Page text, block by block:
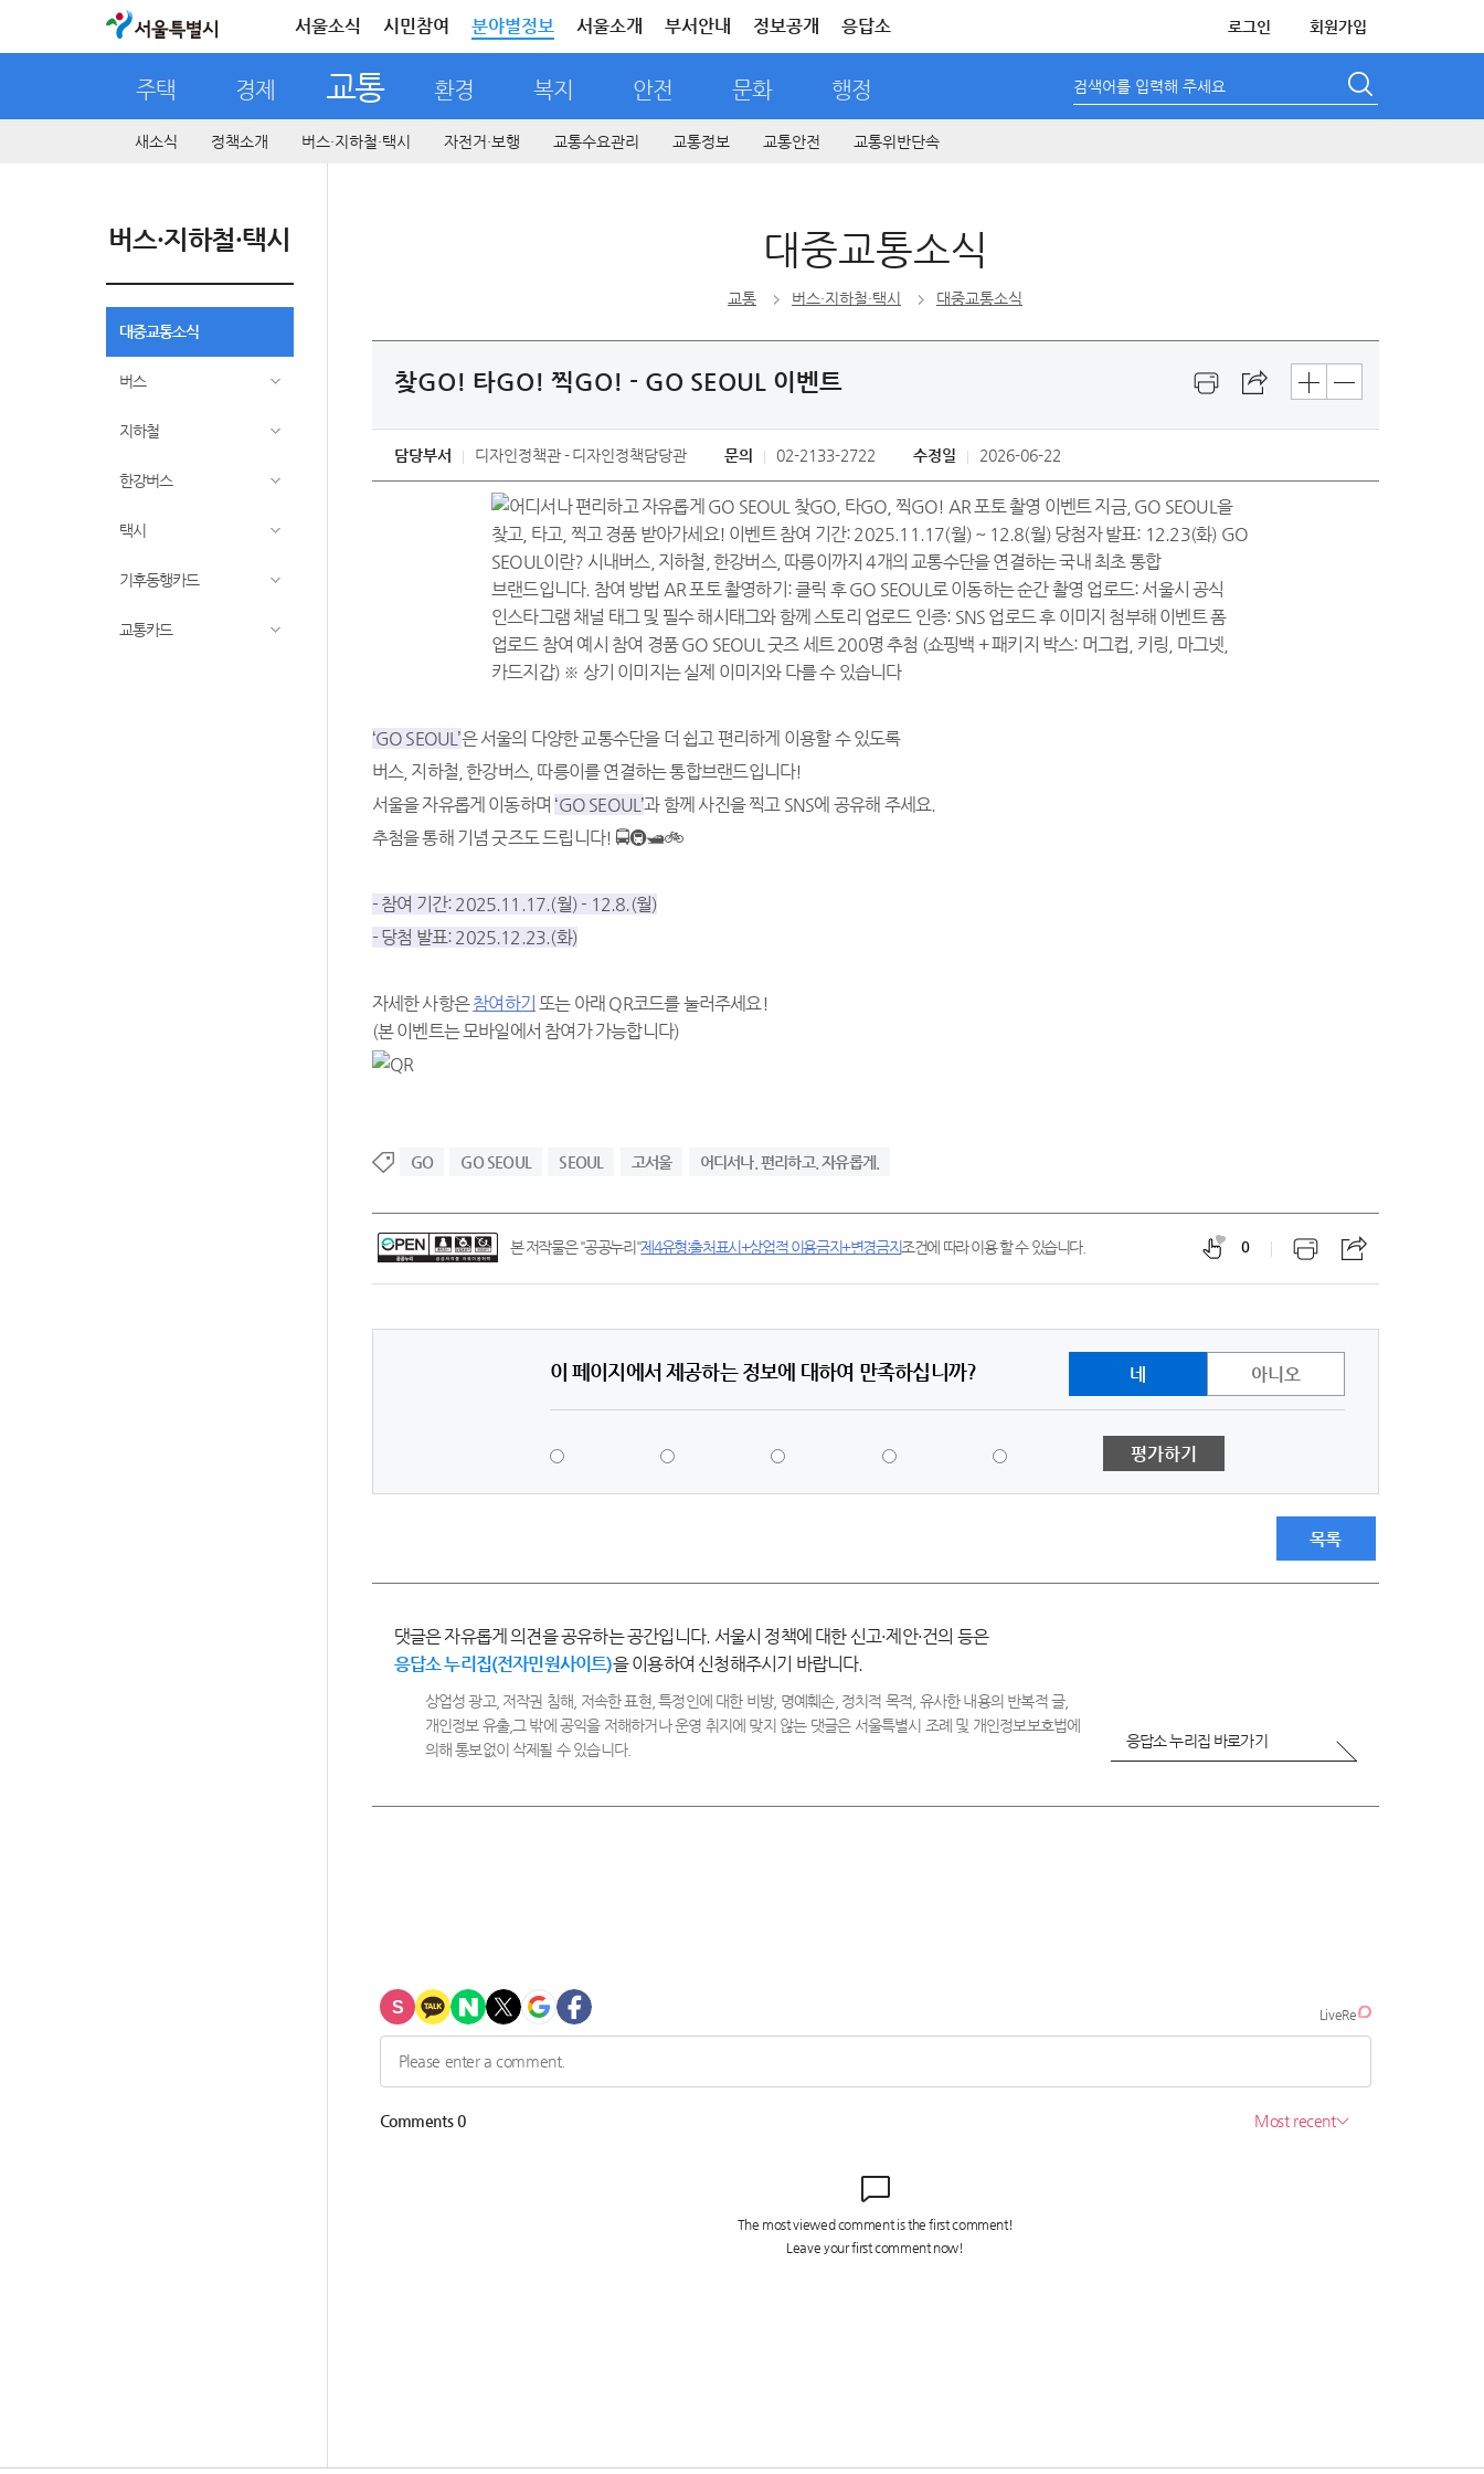
서울특별시 서울소식 시민참여 분야별정보 서울소개 부서안내 정보공개 응답소 로그인 회원가입
주택 경제 교통 환경 복지 안전 문화 행정 검색어를 입력해 주세요
새소식 정책소개 버스·지하철·택시 자전거·보행 교통수요관리 교통정보 교통안전 교통위반단속
버스·지하철·택시
대중교통소식
버스
지하철
한강버스
택시
기후동행카드
교통카드
대중교통소식
교통 버스·지하철·택시 대중교통소식
찾GO! 타GO! 찍GO! - GO SEOUL 이벤트
담당부서 디자인정책관 디자인정책담당관 문의 02-2133-2722 수정일 2026-06-22
‘GO SEOUL’은 서울의 다양한 교통수단을 더 쉽고 편리하게 이용할 수 있도록
버스, 지하철, 한강버스, 따릉이를 연결하는 통합브랜드입니다!
서울을 자유롭게 이동하며 ‘GO SEOUL’과 함께 사진을 찍고 SNS에 공유해 주세요.
추첨을 통해 기념 굿즈도 드립니다! 🚍🚇🛥🚲
- 참여 기간: 2025.11.17.(월) - 12.8.(월)
- 당첨 발표: 2025.12.23.(화)
자세한 사항은참여하기 또는 아래 QR코드를 눌러주세요!
(본 이벤트는 모바일에서 참여가 가능합니다)
GO GO SEOUL SEOUL 고서울 어디서나. 편리하고. 자유롭게.
0
본 저작물은 "공공누리"제4유형:출처표시+상업적 이용금지+변경금지조건에 따라 이용 할 수 있습니다.
이 페이지에서 제공하는 정보에 대하여 만족하십니까? 네 아니오
평가하기
목록
댓글은 자유롭게 의견을 공유하는 공간입니다. 서울시 정책에 대한 신고·제안·건의 등은
응답소 누리집(전자민원사이트)을 이용하여 신청해주시기 바랍니다.
상업성 광고, 저작권 침해, 저속한 표현, 특정인에 대한 비방, 명예훼손, 정치적 목적, 유사한 내용의 반복적 글,
개인정보 유출,그 밖에 공익을 저해하거나 운영 취지에 맞지 않는 댓글은 서울특별시 조례 및 개인정보보호법에
의해 통보없이 삭제될 수 있습니다.
응답소 누리집 바로가기